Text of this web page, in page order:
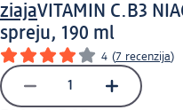
ziajaVITAMIN C.B3
spreju, 190 ml
4 (7 recenzija)